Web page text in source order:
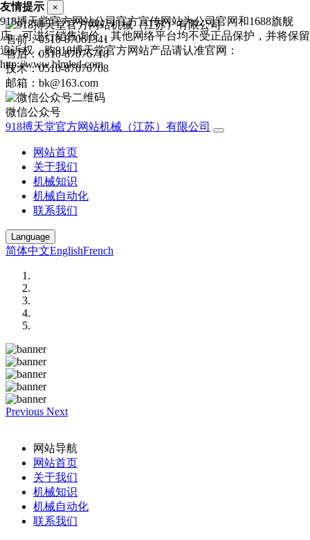
售前：0510-87061341
售后：0510-87076718
技术：0510-87076708
邮箱：bk@163.com
微信公众号
918搏天堂官方网站机械（江苏）有限公司
网站首页
关于我们
机械知识
机械自动化
联系我们
Language
简体中文EnglishFrench
Previous Next
网站导航
网站首页
关于我们
机械知识
机械自动化
联系我们
友情提示 ×
918搏天堂官方网站公司官方宣传网站为公司官网和1688旗舰
店，可进行销售询价，其他网络平台均不受正品保护，并将保留
追诉权，购918搏天堂官方网站产品请认准官网：
http://www.hlmled.com